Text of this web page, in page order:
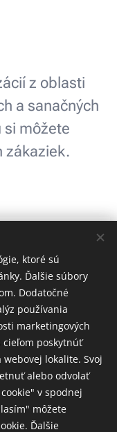
z oblasti
a sanačných
si môžete
zákaziek.
Sanácia
po
poškodených
stropov po
zatečení
alebo
vytopení.
a
Maľovanie
kancelárií,
prevádzok a
firemných
priestorov s
minimálnym
obmedzením
prevádzky.
ktoré sú
Ďalšie súbory
Dodatočné
používania
marketingových
cieľom poskytnúť
lokalite. Svoj
alebo odvolať
v spodnej
môžete
Ďalšie